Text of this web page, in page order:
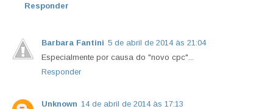
Responder
Barbara Fantini 5 de abril de 2014 às 21:04
Especialmente por causa do "novo cpc"...
Responder
Unknown 14 de abril de 2014 às 17:13